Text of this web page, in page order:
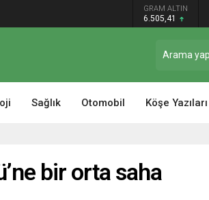
GRAM ALTIN
6.505,41
Sağlık Otomobil Köşe Yazıları
bir orta saha